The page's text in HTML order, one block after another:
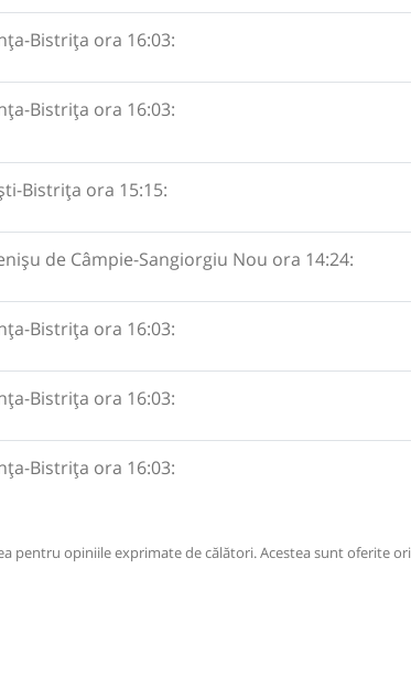
Bistrița ora 16:03:
Bistrița ora 16:03:
Bistrița ora 15:15:
de Câmpie-Sangiorgiu Nou ora 14:24:
Bistrița ora 16:03:
Bistrița ora 16:03:
Bistrița ora 16:03:
pentru opiniile exprimate de călători. Acestea sunt oferite